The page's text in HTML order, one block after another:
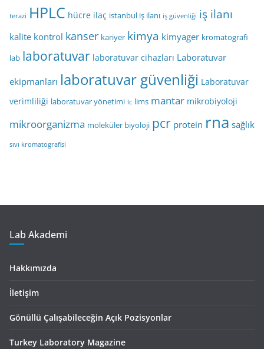
terazi HPLC hücre ilaç istanbul iş ilanı iş güvenliği iş ilanı
kalite kontrol kanser kariyer kimya kimyager kromatografi
lab laboratuvar laboratuvar cihazları Laboratuvar
ekipmanları laboratuvar güvenliği Laboratuvar
verimliliği laboratuvar yönetimi lc lims mantar mikrobiyoloji
mikroorganizma moleküler biyoloji pcr protein rna sağlık
sıvı kromatografisi
Lab Akademi
Hakkımızda
İletişim
Gönüllü Çalışabileceğin Açık Pozisyonlar
Turkey Laboratory Magazine